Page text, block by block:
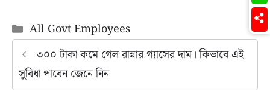
Categories
All Govt Employees
৩০০ টাকা কমে গেল রান্নার গ্যাসের দাম। কিভাবে এই
সুবিধা পাবেন জেনে নিন